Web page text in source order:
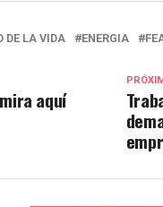
DE LA VIDA ENERGIA
aquí